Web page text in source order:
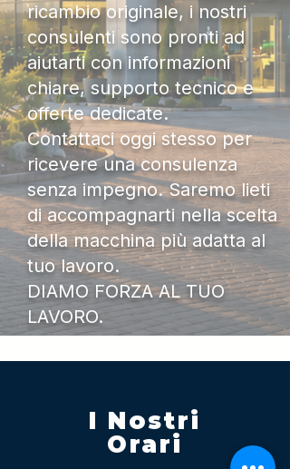
ricambio originale, i nostri
consulenti sono pronti ad
aiutarti con informazioni
chiare, supporto tecnico e
offerte dedicate.
Contattaci oggi stesso per
ricevere una consulenza
senza impegno. Saremo lieti
di accompagnarti nella scelta
della macchina più adatta al
tuo lavoro.
DIAMO FORZA AL TUO
LAVORO.
I Nostri
Orari